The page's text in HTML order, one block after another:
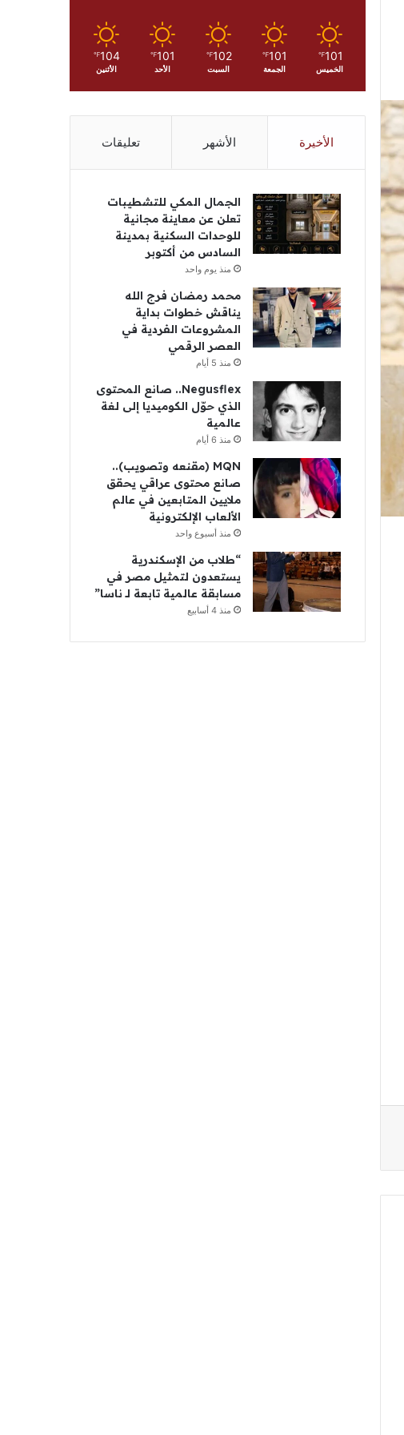
101
℉
الخميس
101
℉
الجمعة
102
℉
السبت
101
℉
الأحد
104
℉
الأثنين
الأخيرة الأشهر تعليقات
الجمال المكي للتشطيبات
تعلن عن معاينة مجانية
للوحدات السكنية بمدينة
السادس من أكتوبر
منذ يوم واحد
محمد رمضان فرج الله
يناقش خطوات بداية
المشروعات الفردية في
العصر الرقمي
منذ 5 أيام
Negusflex.. صانع المحتوى
الذي حوّل الكوميديا إلى لغة
عالمية
منذ 6 أيام
MQN (مقنعه وتصويب)..
صانع محتوى عراقي يحقق
ملايين المتابعين في عالم
الألعاب الإلكترونية
منذ أسبوع واحد
“طلاب من الإسكندرية
يستعدون لتمثيل مصر في
مسابقة عالمية تابعة لـ ناسا”
منذ 4 أسابيع